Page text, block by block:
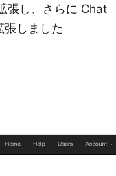
張し、さらに Chat
張しました